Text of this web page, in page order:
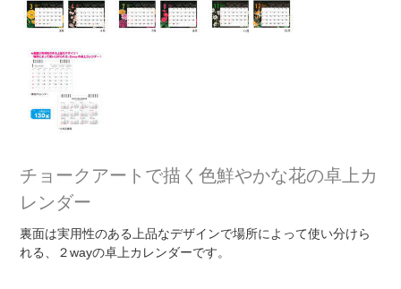
チョークアートで描く色鮮やかな花の卓上カ
レンダー
裏面は実用性のある上品なデザインで場所によって使い分けら
れる、２wayの卓上カレンダーです。